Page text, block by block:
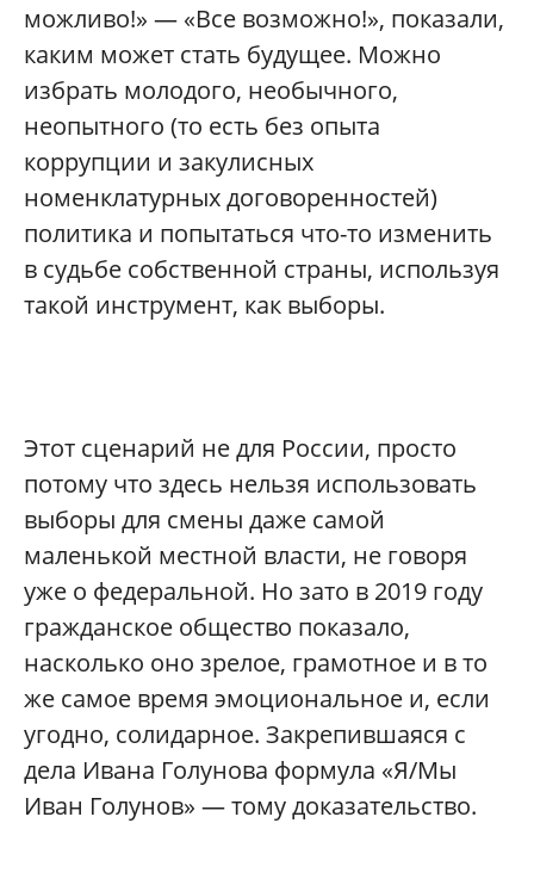
можливо!» — «Все возможно!», показали,
каким может стать будущее. Можно
избрать молодого, необычного,
неопытного (то есть без опыта
коррупции и закулисных
номенклатурных договоренностей)
политика и попытаться что-то изменить
в судьбе собственной страны, используя
такой инструмент, как выборы.
Этот сценарий не для России, просто
потому что здесь нельзя использовать
выборы для смены даже самой
маленькой местной власти, не говоря
уже о федеральной. Но зато в 2019 году
гражданское общество показало,
насколько оно зрелое, грамотное и в то
же самое время эмоциональное и, если
угодно, солидарное. Закрепившаяся с
дела Ивана Голунова формула «Я/Мы
Иван Голунов» — тому доказательство.